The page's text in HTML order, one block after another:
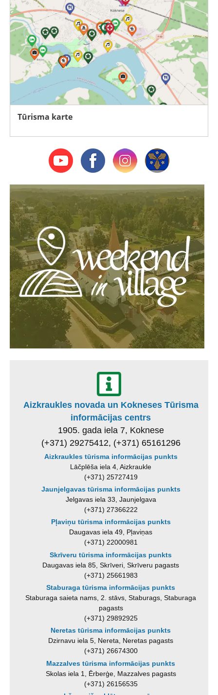
Tūrisma karte
Aizkraukles novada un Kokneses Tūrisma
informācijas centrs
1905. gada iela 7, Koknese
(+371) 29275412, (+371) 65161296
Aizkraukles tūrisma informācijas punkts
Lāčplēša iela 4, Aizkraukle
(+371) 25727419
Jaunjelgavas tūrisma informācijas punkts
Jelgavas iela 33, Jaunjelgava
(+371) 27366222
Pļaviņu tūrisma informācijas punkts
Daugavas iela 49, Pļaviņas
(+371) 22000981
Skrīveru tūrisma informācijas punkts
Daugavas iela 85, Skrīveri, Skrīveru pagasts
(+371) 25661983
Staburaga tūrisma informācijas punkts
Staburaga saieta nams, 2. stāvs, Staburags, Staburaga
pagasts
(+371) 29892925
Neretas tūrisma informācijas punkts
Dzirnavu iela 5, Nereta, Neretas pagasts
(+371) 26674300
Mazzalves tūrisma informācijas punkts
Skolas iela 1, Ērberģe, Mazzalves pagasts
(+371) 26156535